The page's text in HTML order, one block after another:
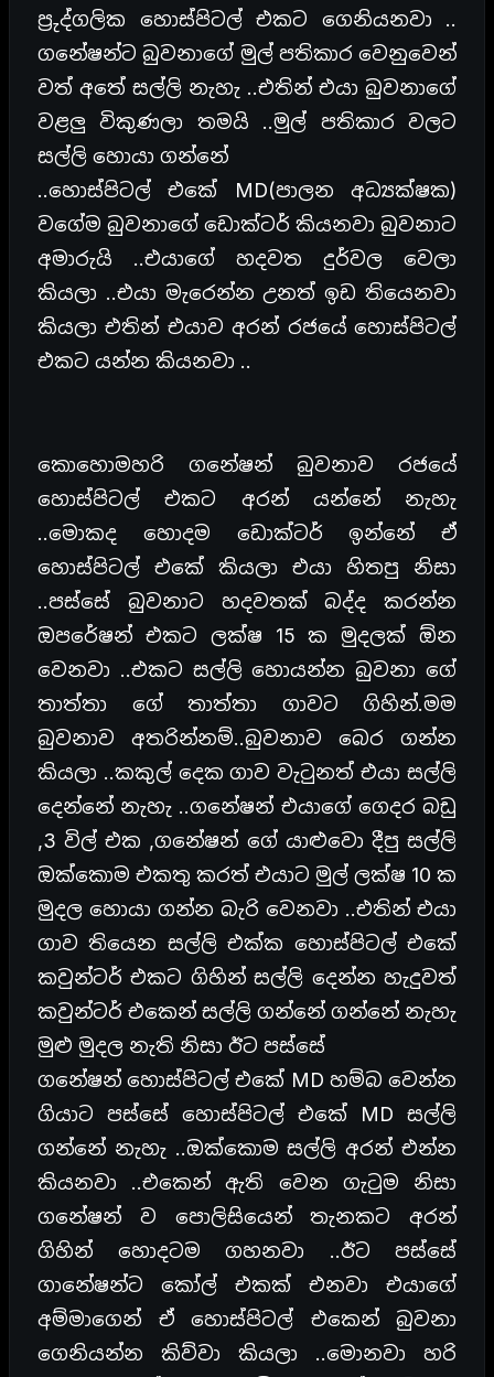
ප්‍රුද්ගලික හොස්පිටල් එකට ගෙනියනවා ..
ගනේෂන්ට බුවනාගේ මුල් පතිකාර වෙනුවෙන්
වත් අතේ සල්ලි නැහැ ..එතින් එයා බුවනාගේ
වළලු විකුණලා තමයි ..මුල් පතිකාර වලට
සල්ලි හොයා ගන්නේ
..හොස්පිටල් එකේ MD(පාලන අධ්‍යක්ෂක)
වගේම බුවනාගේ ඩොක්ටර් කියනවා බුවනාට
අමාරුයි ..එයාගේ හදවත දුර්වල වෙලා
කියලා ..එයා මැරෙන්න උනත් ඉඩ තියෙනවා
කියලා එතින් එයාව අරන් රජයේ හොස්පිටල්
එකට යන්න කියනවා ..
කොහොමහරි ගනේෂන් බුවනාව රජයේ
හොස්පිටල් එකට අරන් යන්නේ නැහැ
..මොකද හොදම ඩොක්ටර් ඉන්නේ ඒ
හොස්පිටල් එකේ කියලා එයා හිතපු නිසා
..පස්සේ බුවනාට හදවතක් බද්ද කරන්න
ඔපරේෂන් එකට ලක්ෂ 15 ක මුදලක් ඕන
වෙනවා ..එකට සල්ලි හොයන්න බුවනා ගේ
තාත්තා ගේ තාත්තා ගාවට ගිහින්.මම
බුවනාව අතරින්නම්..බුවනාව බෙර ගන්න
කියලා ..කකුල් දෙක ගාව වැටුනත් එයා සල්ලි
දෙන්නේ නැහැ ..ගනේෂන් එයාගේ ගෙදර බඩු
,3 විල් එක ,ගනේෂන් ගේ යාළුවො දීපු සල්ලි
ඔක්කොම එකතු කරත් එයාට මුල් ලක්ෂ 10 ක
මුදල හොයා ගන්න බැරි වෙනවා ..එතින් එයා
ගාව තියෙන සල්ලි එක්ක හොස්පිටල් එකේ
කවුන්ටර් එකට ගිහින් සල්ලි දෙන්න හැදුවත්
කවුන්ටර් එකෙන් සල්ලි ගන්නේ ගන්නේ නැහැ
මුළු මුදල නැති නිසා ඊට පස්සේ
ගනේෂන් හොස්පිටල් එකේ MD හම්බ වෙන්න
ගියාට පස්සේ හොස්පිටල් එකේ MD සල්ලි
ගන්නේ නැහැ ..ඔක්කොම සල්ලි අරන් එන්න
කියනවා ..එකෙන් ඇති වෙන ගැටුම නිසා
ගනේෂන් ව පොලිසියෙන් තැනකට අරන්
ගිහින් හොදටම ගහනවා ..ඊට පස්සේ
ගානේෂන්ට කෝල් එකක් එනවා එයාගේ
අම්මාගෙන් ඒ හොස්පිටල් එකෙන් බුවනා
ගෙනියන්න කිව්වා කියලා ..මොනවා හරි